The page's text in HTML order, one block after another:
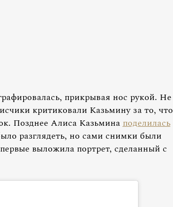
прикрывая нос рукой. Не
критиковали Казьмину за то, что
Позднее Алиса Казьминаподелилась
разглядеть, но сами снимки были
выложила портрет, сделанный с